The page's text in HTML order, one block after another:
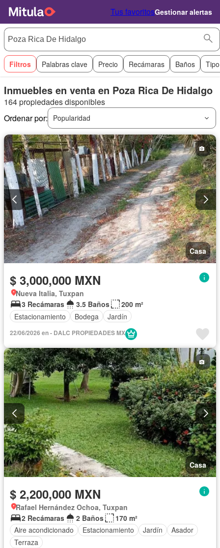
Tus favoritosGestionar alertas
Filtros Palabras clave Precio Recámaras Baños
Inmuebles en venta en Poza Rica De Hidalgo
164 propiedades disponibles
Ordenar por:
Popularidad
Casa
$ 3,000,000 MXN
Nueva Italia, Tuxpan
3 Recámaras
3.5 Baños
200 m²
Estacionamiento
Bodega Jardín
22/06/2026 en - DALC PROPIEDADES MX
Casa
$ 2,200,000 MXN
Rafael Hernández Ochoa, Tuxpan
2 Recámaras
2 Baños
170 m²
Aire acondicionado
Estacionamiento Jardín
Asador
Terraza